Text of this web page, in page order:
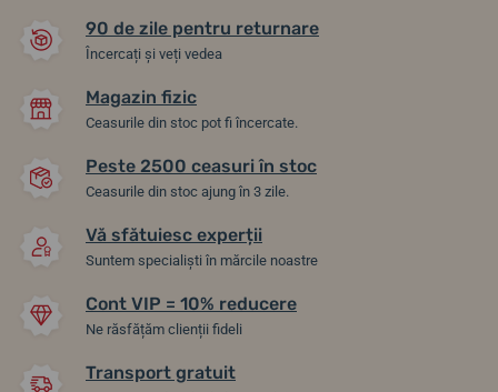
90 de zile pentru returnare
Încercați și veți vedea
Magazin fizic
Ceasurile din stoc pot fi încercate.
Peste 2500 ceasuri în stoc
Ceasurile din stoc ajung în 3 zile.
Vă sfătuiesc experții
Suntem specialiști în mărcile noastre
Cont VIP = 10% reducere
Ne răsfățăm clienții fideli
Transport gratuit